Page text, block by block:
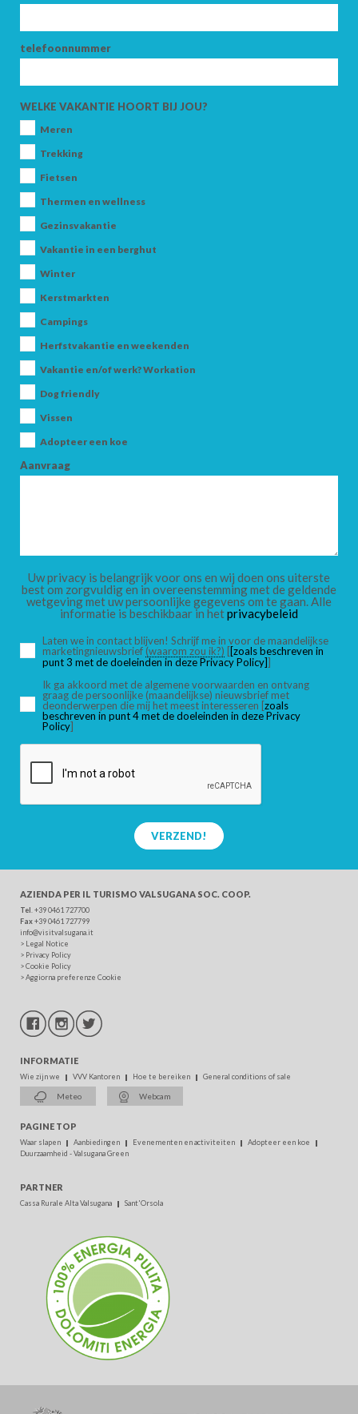
ZOEK
telefoonnummer
WELKE VAKANTIE HOORT BIJ JOU?
Meren
Trekking
Fietsen
Thermen en wellness
Gezinsvakantie
Vakantie in een berghut
Winter
Kerstmarkten
Campings
Herfstvakantie en weekenden
Vakantie en/of werk? Workation
Dog friendly
Vissen
Adopteer een koe
Aanvraag
Uw privacy is belangrijk voor ons en wij doen ons uiterste
best om zorgvuldig en in overeenstemming met de geldende
wetgeving met uw persoonlijke gegevens om te gaan. Alle
informatie is beschikbaar in hetprivacybeleid
Laten we in contact blijven! Schrijf me in voor de maandelijkse
marketingnieuwsbrief (waarom zou ik?) [[zoals beschreven in
punt 3 met de doeleinden in deze Privacy Policy]]
Ik ga akkoord met de algemene voorwaarden en ontvang
graag de persoonlijke (maandelijkse) nieuwsbrief met
deonderwerpen die mij het meest interesseren [zoals
beschreven in punt 4 met de doeleinden in deze Privacy
Policy]
VERZEND!
AZIENDA PER IL TURISMO VALSUGANA SOC. COOP.
Tel . +39 0461 727700
Fax+39 0461 727799
info@visitvalsugana.it
> Legal Notice
> Privacy Policy
>Cookie Policy
>Aggiorna preferenze Cookie
INFORMATIE
Wie zijn we VVV Kantoren Hoe te bereiken General conditions of sale
Meteo Webcam
PAGINE TOP
Waar slapen Aanbiedingen Evenementen en activiteiten
Adopteer een koe
Duurzaamheid - Valsugana Green
PARTNER
Cassa Rurale Alta Valsugana Sant'Orsola